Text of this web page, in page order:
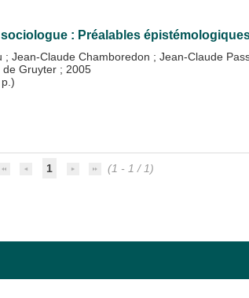
sociologue : Préalables
; Jean-Claude Chamboredon ; Jean-Claude
de Gruyter ; 2005
1 (1 - 1 / 1)